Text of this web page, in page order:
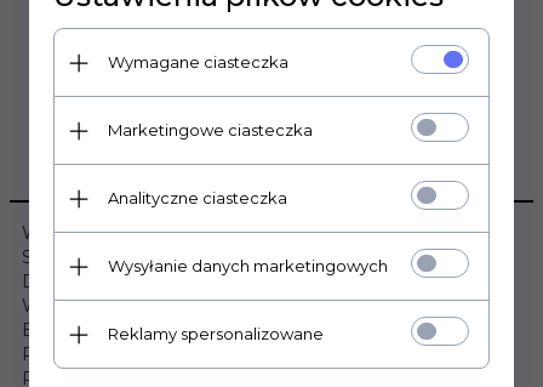
Wymiary:
Szerokość: 80cm
Długość: 200cm
Wysokość: 15cm
Budowa materaca:
Pianka T25 (13cm): Tak
Płyta kokosowa (1cm): Tak
Wymagane ciasteczka
Marketingowe ciasteczka
Analityczne ciasteczka
Wysyłanie danych marketingowych
Reklamy spersonalizowane